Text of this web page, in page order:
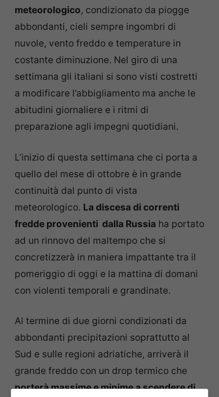
meteorologico, condizionato da piogge
abbondanti, cieli sempre ingombri di
nuvole, vento freddo e temperature in
costante diminuzione. Nel giro di una
settimana gli italiani si sono visti costretti
a modificare l’abbigliamento ma anche le
abitudini giornaliere e i ritmi di
preparazione agli impegni quotidiani.
L’inizio di questa settimana che ci porta a
quello del mese di ottobre è in grande
continuità dal punto di vista
meteorologico. La discesa di correnti
fredde provenienti dalla Russia ha portato
ad un rinnovo del maltempo che si
concretizzerà in maniera impattante tra il
pomeriggio di oggi e la mattina di domani
con violenti temporali e grandinate.
Al termine di due giorni condizionati da
abbondanti precipitazioni soprattutto al
Sud e sulle regioni adriatiche, arriverà il
grande freddo con un drop termico che
porterà massime e minime a scendere di